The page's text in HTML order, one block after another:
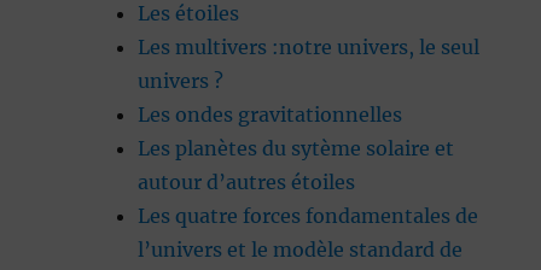
Les étoiles
Les multivers :notre univers, le seul
univers ?
Les ondes gravitationnelles
Les planètes du sytème solaire et
autour d’autres étoiles
Les quatre forces fondamentales de
l’univers et le modèle standard de